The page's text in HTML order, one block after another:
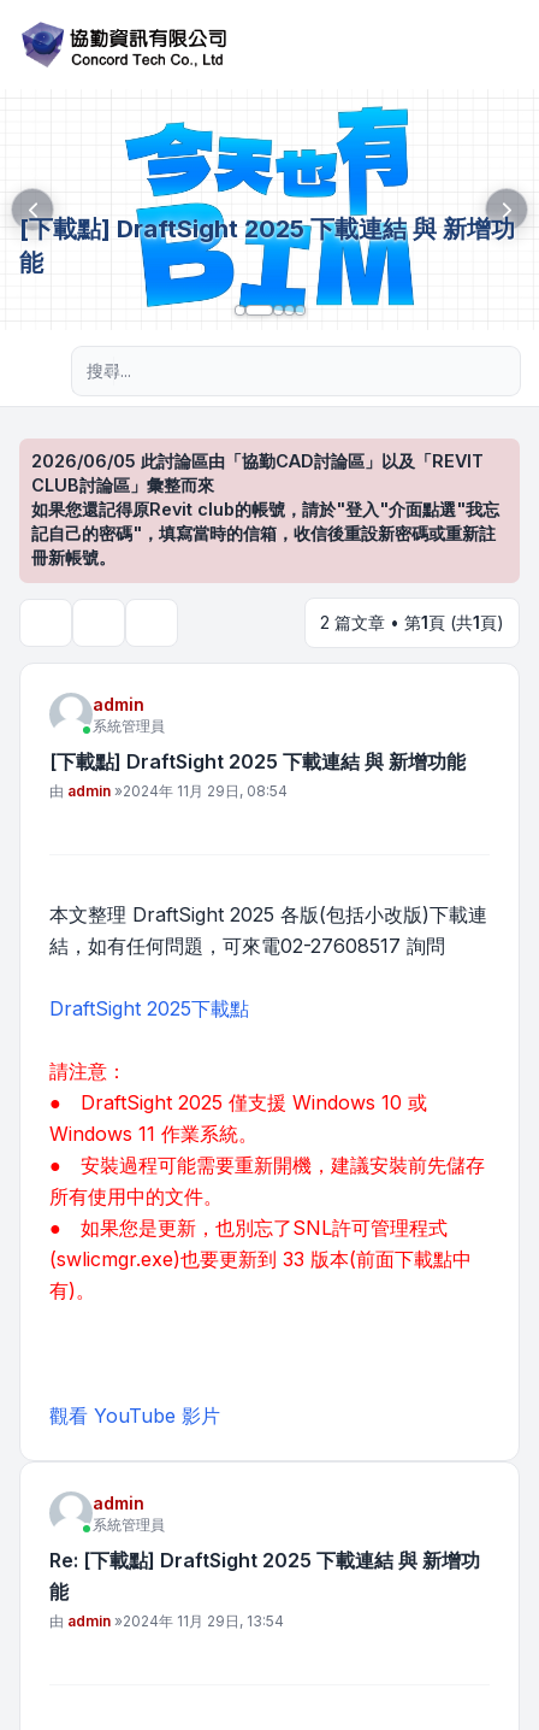
[下載點] DraftSight 2025 下載連結 與 新增功
能
2026/06/05 此討論區由「協勤CAD討論區」以及「REVIT
CLUB討論區」彙整而來
如果您還記得原Revit club的帳號，請於"登入"介面點選"我忘
記自己的密碼"，填寫當時的信箱，收信後重設新密碼或重新註
冊新帳號。
2 篇文章 • 第1頁 (共1頁)
admin
系統管理員
[下載點] DraftSight 2025 下載連結 與 新增功能
文章
由 admin »2024年 11月 29日, 08:54
本文整理 DraftSight 2025 各版(包括小改版)下載連
結，如有任何問題，可來電02-27608517 詢問
DraftSight 2025下載點
請注意：
● DraftSight 2025 僅支援 Windows 10 或
Windows 11 作業系統。
● 安裝過程可能需要重新開機，建議安裝前先儲存
所有使用中的文件。
● 如果您是更新，也別忘了SNL許可管理程式
(swlicmgr.exe)也要更新到 33 版本(前面下載點中
有)。
觀看 YouTube 影片
admin
系統管理員
Re: [下載點] DraftSight 2025 下載連結 與 新增功
能
文章
由 admin »2024年 11月 29日, 13:54